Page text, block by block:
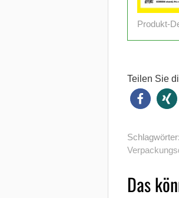
Produkt-
Teilen Sie
Schlagwörter:
Das